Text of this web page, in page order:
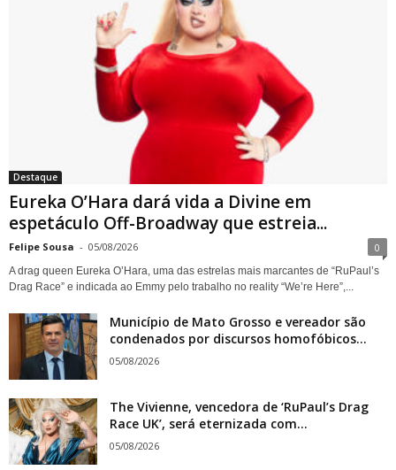
da lendária drag queen
Destaque
Eureka O’Hara dará vida a Divine em
espetáculo Off-Broadway que estreia...
Felipe Sousa - 05/08/2026 0
A drag queen Eureka O’Hara, uma das estrelas mais marcantes de “RuPaul’s
Drag Race” e indicada ao Emmy pelo trabalho no reality “We’re Here”,...
Município de Mato Grosso e vereador são
condenados por discursos homofóbicos...
05/08/2026
The Vivienne, vencedora de ‘RuPaul’s Drag
Race UK’, será eternizada com...
05/08/2026